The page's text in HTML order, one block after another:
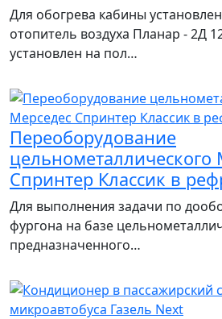
Для обогрева кабины
отопитель воздуха Планар - 2Д
установлен на пол…
Переоборудование
цельнометаллического
Спринтер Классик в
Для выполнения задачи по
фургона на базе
предназначенного…